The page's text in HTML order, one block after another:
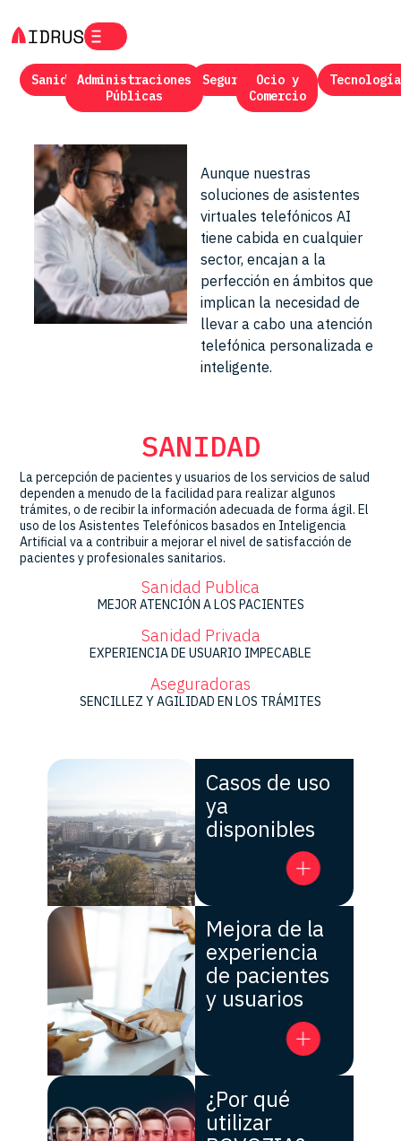
SanidadAdministraciones
Públicas
Seguros
Ocio y
Comercio
Aunque nuestras
soluciones de asistentes
virtuales telefónicos AI
tiene cabida en cualquier
sector, encajan a la
perfección en ámbitos que
implican la necesidad de
llevar a cabo una atención
telefónica personalizada e
inteligente.
SANIDAD
La percepción de pacientes y usuarios de los servicios de salud
dependen a menudo de la facilidad para realizar algunos
trámites, o de recibir la información adecuada de forma ágil. El
uso de los Asistentes Telefónicos basados en Inteligencia
Artificial va a contribuir a mejorar el nivel de satisfacción de
pacientes y profesionales sanitarios.
Sanidad Publica
MEJOR ATENCIÓN A LOS PACIENTES
Sanidad Privada
EXPERIENCIA DE USUARIO IMPECABLE
Aseguradoras
SENCILLEZ Y AGILIDAD EN LOS TRÁMITES
Casos de uso
ya
disponibles
Mejora de la
experiencia
de pacientes
y usuarios
¿Por qué
utilizar